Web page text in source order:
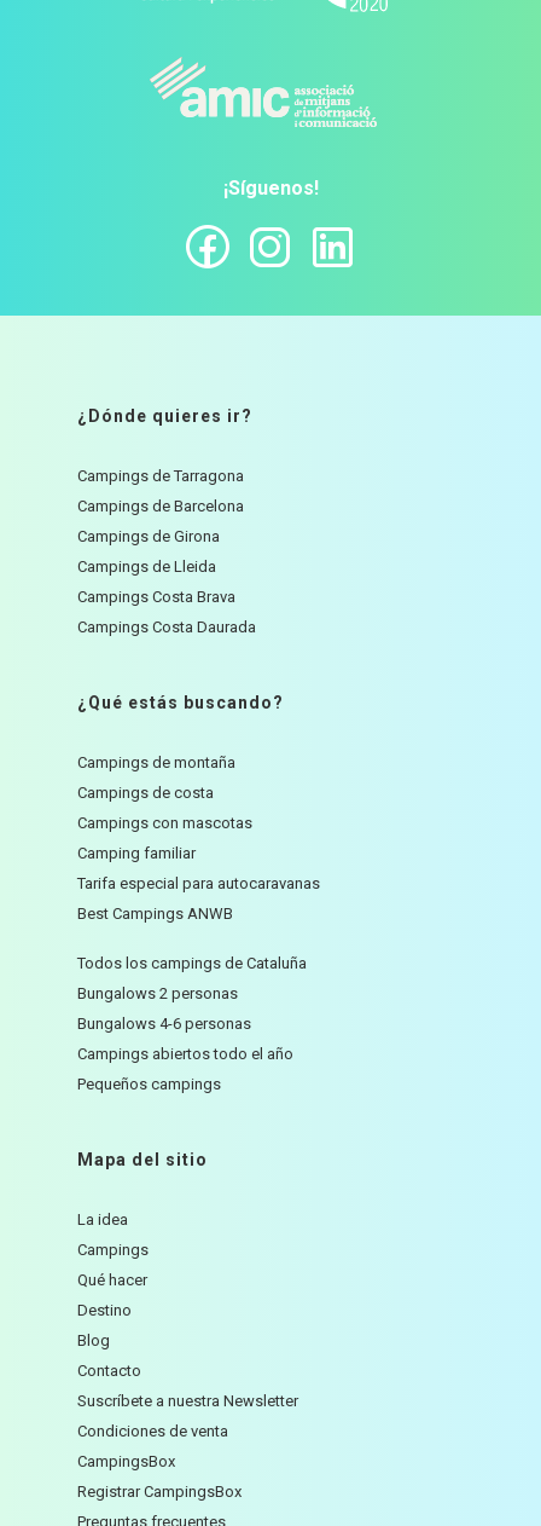
¡Síguenos!
¿Dónde quieres ir?
Campings de Tarragona
Campings de Barcelona
Campings de Girona
Campings de Lleida
Campings Costa Brava
Campings Costa Daurada
¿Qué estás buscando?
Campings de montaña
Campings de costa
Campings con mascotas
Camping familiar
Tarifa especial para autocaravanas
Best Campings ANWB
Todos los campings de Cataluña
Bungalows 2 personas
Bungalows 4-6 personas
Campings abiertos todo el año
Pequeños campings
Mapa del sitio
La idea
Campings
Qué hacer
Destino
Blog
Contacto
Suscríbete a nuestra Newsletter
Condiciones de venta
CampingsBox
Registrar CampingsBox
Preguntas frecuentes